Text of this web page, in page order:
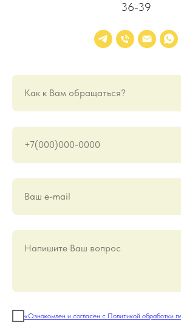
36-39
Как к Вам обращаться?
+7(000)000-0000
Ваш е-mail
Напишите Ваш вопрос
«Ознакомлен и согласен с Политикой обработки